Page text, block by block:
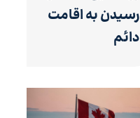
رسیدن به اقامت
دائم